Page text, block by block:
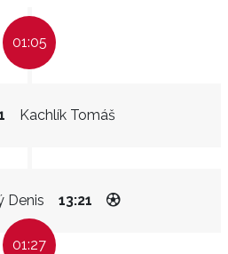
01:05
Kachlík Tomáš
Denis 13:21
01:27